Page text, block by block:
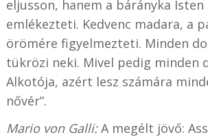
eljusson, hanem a bárányka Isten
emlékezteti. Kedvenc madara, a
örömére figyelmezteti. Minden
tükrözi neki. Mivel pedig minden
Alkotója, azért lesz számára
nővér”.
Mario von Galli:A megélt jövő: